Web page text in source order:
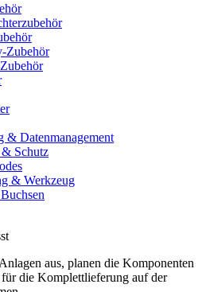
Zubehör
& Datenmanagement
Schutz
& Werkzeug
aus, planen die Komponenten
für die Komplettlieferung auf der